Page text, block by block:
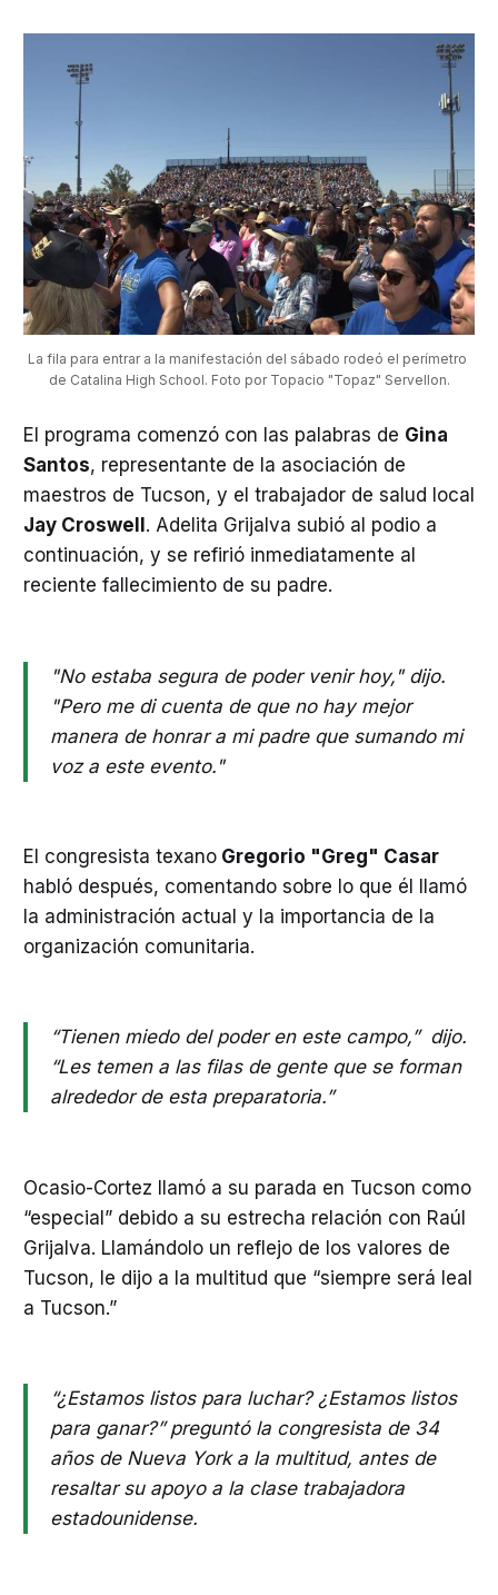
La fila para entrar a la manifestación del sábado rodeó el perímetro
de Catalina High School. Foto por Topacio "Topaz" Servellon.
El programa comenzó con las palabras de Gina
Santos, representante de la asociación de
maestros de Tucson, y el trabajador de salud local
Jay Croswell . Adelita Grijalva subió al podio a
continuación, y se refirió inmediatamente al
reciente fallecimiento de su padre.
"No estaba segura de poder venir hoy," dijo.
"Pero me di cuenta de que no hay mejor
manera de honrar a mi padre que sumando mi
voz a este evento."
El congresista texanoGregorio "Greg" Casar
habló después, comentando sobre lo que él llamó
la administración actual y la importancia de la
organización comunitaria.
“Tienen miedo del poder en este campo,” dijo.
“Les temen a las filas de gente que se forman
alrededor de esta preparatoria.”
Ocasio-Cortez llamó a su parada en Tucson como
“especial” debido a su estrecha relación con Raúl
Grijalva. Llamándolo un reflejo de los valores de
Tucson, le dijo a la multitud que “siempre será leal
a Tucson.”
“¿Estamos listos para luchar? ¿Estamos listos
para ganar?” preguntó la congresista de 34
años de Nueva York a la multitud, antes de
resaltar su apoyo a la clase trabajadora
estadounidense.